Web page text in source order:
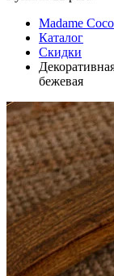
Madame Coco
Каталог
Скидки
бежевая